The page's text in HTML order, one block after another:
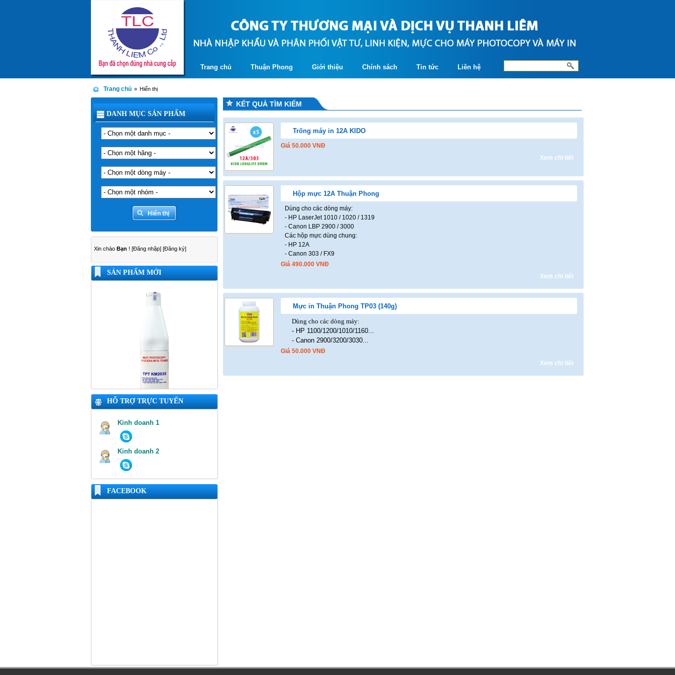
Trang chủ Thuận Phong Giới thiệu Chính sách Tin tức Liên hệ
Trang chủ » Hiển thị
DANH MỤC SẢN PHẨM
Xin chào Bạn ! [Đăng nhập] [Đăng ký]
SẢN PHẨM MỚI
HỖ TRỢ TRỰC TUYẾN
Kinh doanh 1
Kinh doanh 2
FACEBOOK
KẾT QUẢ TÌM KIẾM
Trống máy in 12A KIDO
Giá50.000VNĐ
Xem chi tiết
Hộp mực 12A Thuận Phong
Dùng cho các dòng máy:
- HP LaserJet 1010 / 1020 / 1319
- Canon LBP 2900 / 3000
Các hộp mực dùng chung:
- HP 12A
- Canon 303 / FX9
Giá490.000VNĐ
Xem chi tiết
Mực in Thuận Phong TP03 (140g)
Dùng cho các dòng máy:
- HP 1100/1200/1010/1160...
- Canon 2900/3200/3030...
Giá50.000VNĐ
Xem chi tiết